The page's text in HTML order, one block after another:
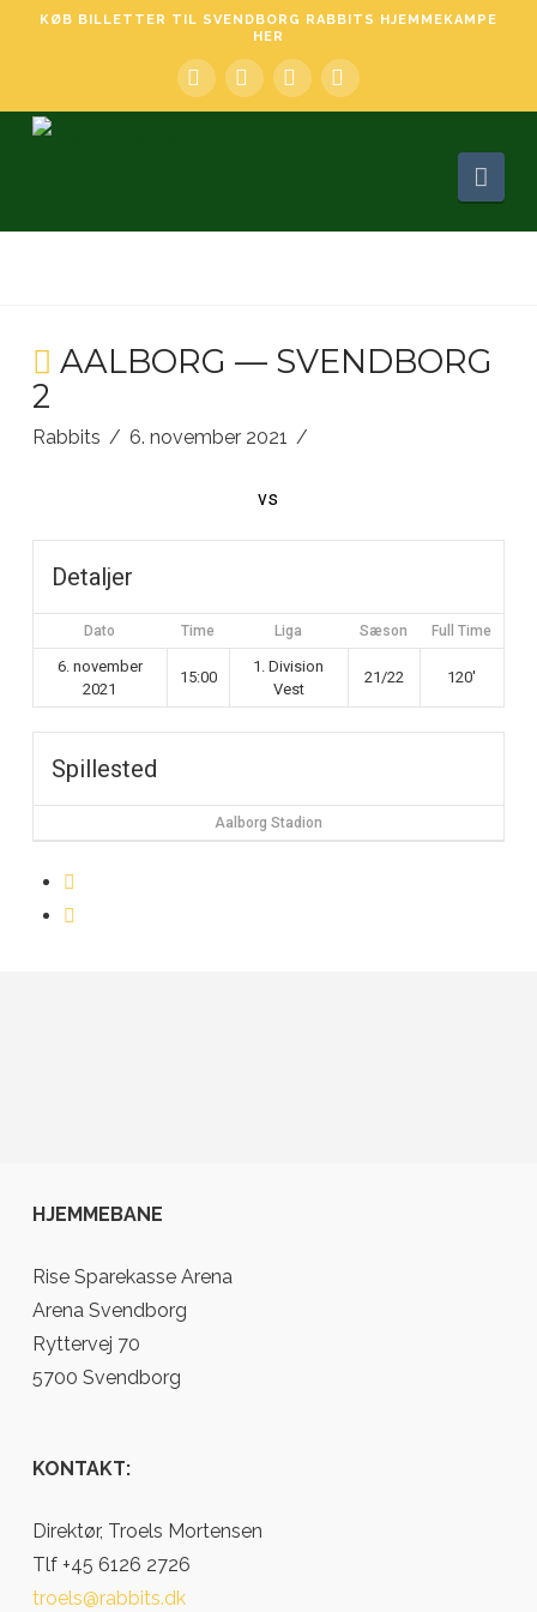
KØB BILLETTER TIL SVENDBORG RABBITS HJEMMEKAMPE
HER
Facebook
LinkedInYouTubeInstagram
AALBORG — SVENDBORG
2
Rabbits 6. november 2021
vs
Detaljer
Dato Time Liga Sæson Full Time
6. november
2021
15:00
1. Division
Vest
21/22 120'
Spillested
Aalborg Stadion
HJEMMEBANE
Rise Sparekasse Arena
Arena Svendborg
Ryttervej 70
5700 Svendborg
KONTAKT:
Direktør, Troels Mortensen
Tlf +45 6126 2726
troels@rabbits.dk